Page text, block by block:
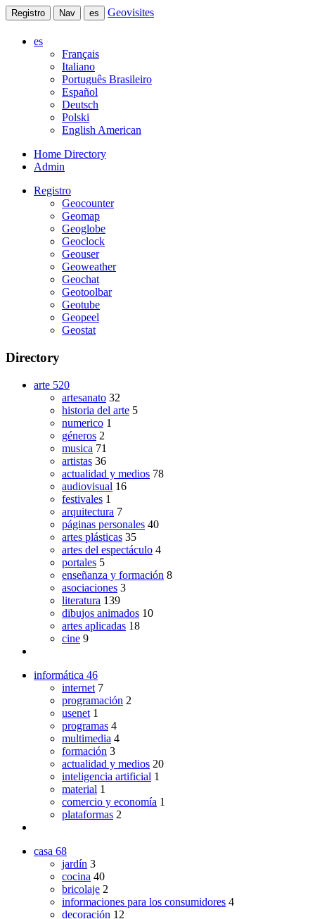
Registro Nav es Geovisites
es
Français
Italiano
Português Brasileiro
Español
Deutsch
Polski
English American
Home Directory
Admin
Registro
Geocounter
Geomap
Geoglobe
Geoclock
Geouser
Geoweather
Geochat
Geotoolbar
Geotube
Geopeel
Geostat
Directory
arte 520
artesanato 32
historia del arte 5
numerico 1
géneros 2
musica 71
artistas 36
actualidad y medios 78
audiovisual 16
festivales 1
arquitectura 7
páginas personales 40
artes plásticas 35
artes del espectáculo 4
portales 5
enseñanza y formación 8
asociaciones 3
literatura 139
dibujos animados 10
artes aplicadas 18
cine 9
informática 46
internet 7
programación 2
usenet 1
programas 4
multimedia 4
formación 3
actualidad y medios 20
inteligencia artificial 1
material 1
comercio y economía 1
plataformas 2
casa 68
jardín 3
cocina 40
bricolaje 2
informaciones para los consumidores 4
decoración 12